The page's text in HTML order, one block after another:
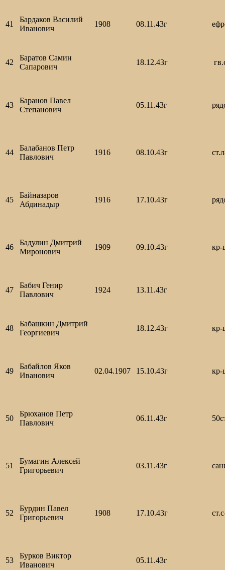
41
Бардаков Василий
Иванович
1908 08.11.43г
42
Баратов Самин
Сапарович
18.12.43г
43
Баранов Павел
Степанович
05.11.43г
44
Балабанов Петр
Павлович
1916 08.10.43г
45
Байназаров
Абдинадыр
1916 17.10.43г
46
Бадулин Дмитрий
Миронович
1909 09.10.43г кр-
47
Бабич Генир
Павлович
1924 13.11.43г
48
Бабашкин Дмитрий
Георгиевич
18.12.43г кр-
49
Бабайлов Яков
Иванович
02.04.1907 15.10.43г кр-
50
Брюханов Петр
Павлович
06.11.43г
51
Бумагин Алексей
Григорьевич
03.11.43г
52
Бурдин Павел
Григорьевич
1908 17.10.43г
53
Бурков Виктор
Иванович
05.11.43г